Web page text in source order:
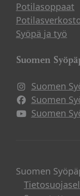
Potilasoppaat
Syöpä ja työ
Suomen
Suomen
Suomen
Suomen
Suomen